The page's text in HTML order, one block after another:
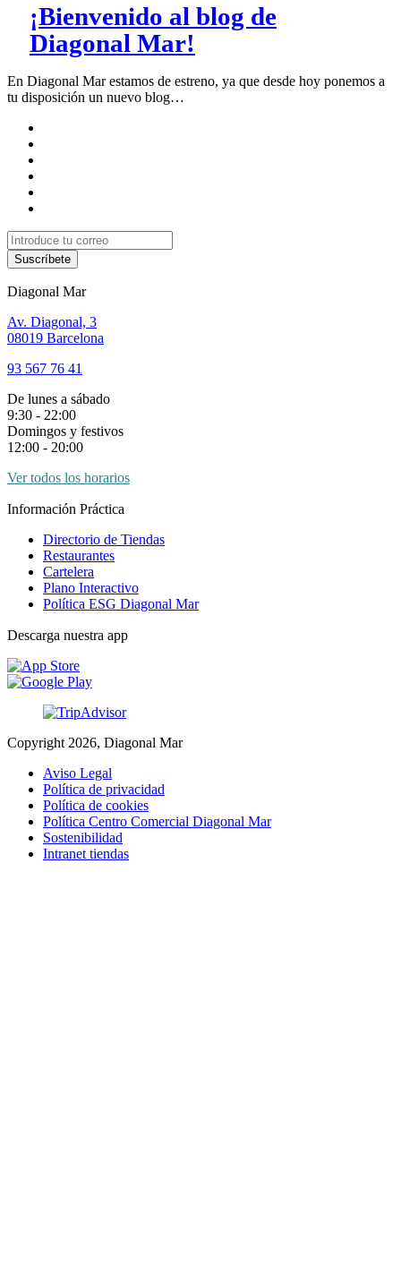
¡Bienvenido al blog de
Diagonal Mar!
En Diagonal Mar estamos de estreno, ya que desde hoy ponemos a
tu disposición un nuevo blog…
Suscríbete
Diagonal Mar
Av. Diagonal, 3
08019 Barcelona
93 567 76 41
De lunes a sábado
9:30 - 22:00
Domingos y festivos
12:00 - 20:00
Ver todos los horarios
Información Práctica
Directorio de Tiendas
Restaurantes
Cartelera
Plano Interactivo
Política ESG Diagonal Mar
Descarga nuestra app
Copyright 2026, Diagonal Mar
Aviso Legal
Política de privacidad
Política de cookies
Política Centro Comercial Diagonal Mar
Sostenibilidad
Intranet tiendas